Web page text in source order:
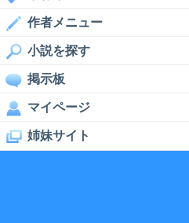
作者メニュー
小説を探す
掲示板
マイページ
姉妹サイト